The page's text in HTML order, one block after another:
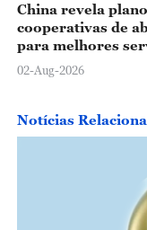
China revela
cooperativas de
para melhores
02-Aug-2026
Notícias